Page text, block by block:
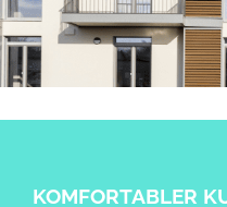
KOMFORTABLER